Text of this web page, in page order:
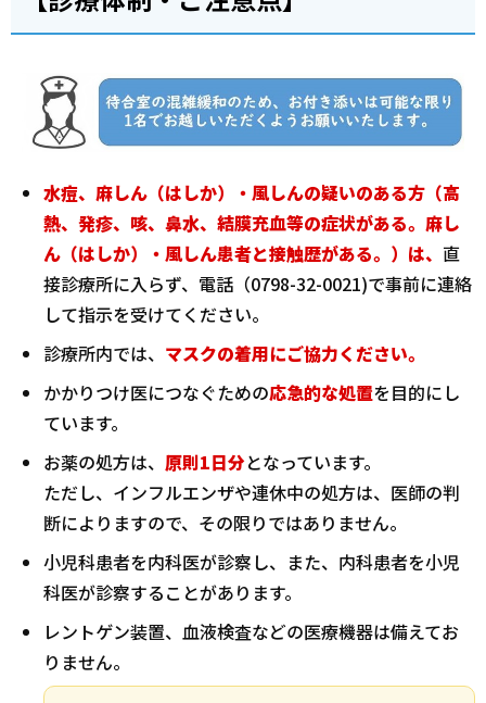
水痘、麻しん（はしか）・風しんの疑いのある方（高
熱、発疹、咳、鼻水、結膜充血等の症状がある。麻し
ん（はしか）・風しん患者と接触歴がある。）は、 直
接診療所に入らず、電話（0798-32-0021)で事前に連絡
して指示を受けてください。
診療所内では、 マスクの着用にご協力ください。
かかりつけ医につなぐための応急的な処置を目的にし
ています。
お薬の処方は、 原則1日分となっています。
ただし、インフルエンザや連休中の処方は、医師の判
断によりますので、その限りではありません。
小児科患者を内科医が診察し、また、内科患者を小児
科医が診察することがあります。
レントゲン装置、血液検査などの医療機器は備えてお
りません。